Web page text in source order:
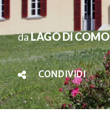
daLAGO DI COMO
CONDIVIDI